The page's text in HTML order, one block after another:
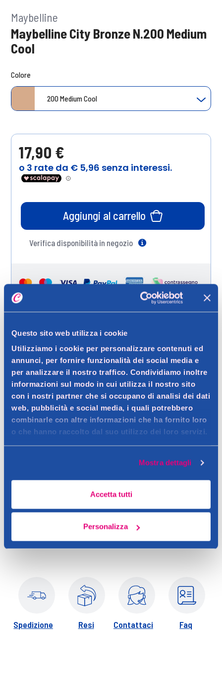
Questo sito web utilizza i cookie
Utilizziamo i cookie per personalizzare contenuti ed
annunci, per fornire funzionalità dei social media e
per analizzare il nostro traffico. Condividiamo inoltre
informazioni sul modo in cui utilizza il nostro sito
con i nostri partner che si occupano di analisi dei dati
web, pubblicità e social media, i quali potrebbero
combinarle con altre informazioni che ha fornito loro
o che hanno raccolto dal suo utilizzo dei loro servizi.
Mostra dettagli
Accetta tutti
Personalizza
Maybelline
Maybelline City Bronze N.200 Medium
Cool
Colore
200 Medium Cool
17,90 €
Aggiungi al carrello
Verifica disponibilità in negozio
Spedizione gratuita a partire da 49 €
Ritiro in negozio gratuito per i clienti registrati
Dettagli prodotto
Con burro di cacao e pigmenti soffici. Per un effetto naturale e
Spedizione Resi Contattaci Faq